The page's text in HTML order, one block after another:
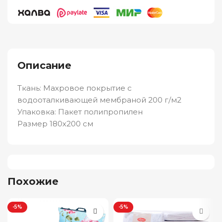
Описание
Ткань: Махровое покрытие с
водооталкивающей мембраной 200 г/м2
Упаковка: Пакет полипропилен
Размер 180х200 см
Похожие
-5% -5%